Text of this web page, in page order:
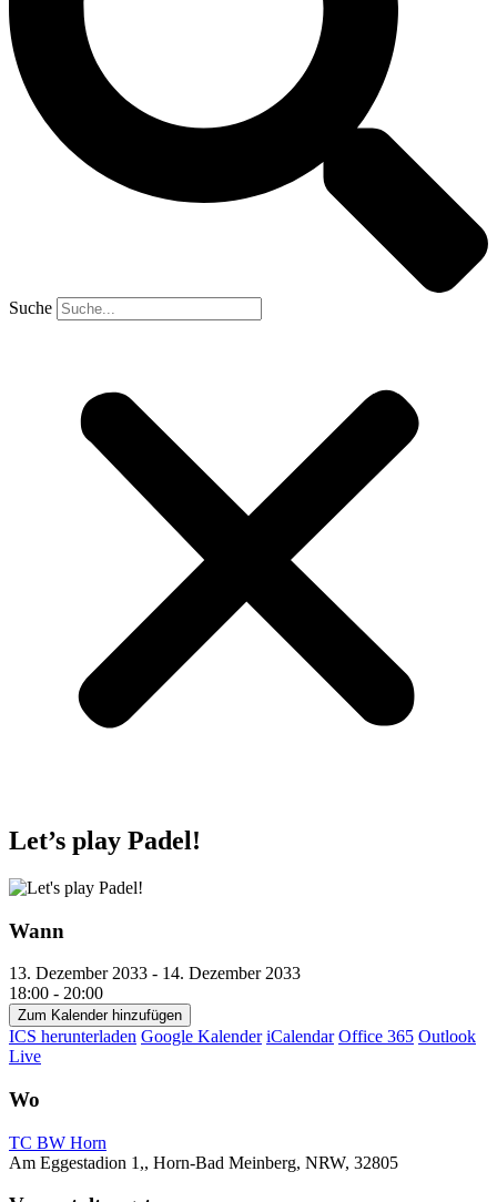
Suche
Let’s play Padel!
Wann
13. Dezember 2033 - 14. Dezember 2033
18:00 - 20:00
Zum Kalender hinzufügen
ICS herunterladen Google Kalender iCalendar Office 365 Outlook
Live
Wo
TC BW Horn
Am Eggestadion 1,, Horn-Bad Meinberg, NRW, 32805